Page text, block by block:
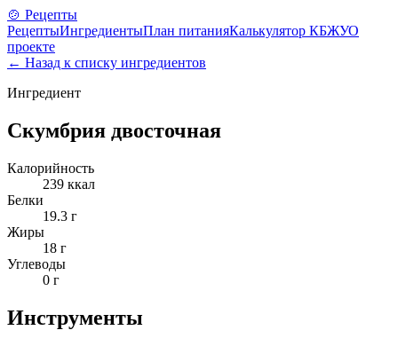
🍲 Рецепты
РецептыИнгредиентыПлан питанияКалькулятор КБЖУО
проекте
← Назад к списку ингредиентов
Ингредиент
Скумбрия двосточная
Калорийность
239 ккал
Белки
19.3 г
Жиры
18 г
Углеводы
0 г
Инструменты